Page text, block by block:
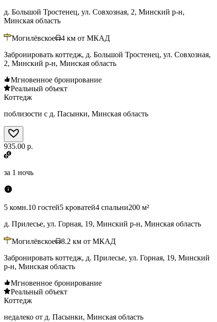
д. Большой Тростенец, ул. Совхозная, 2, Минский р-н,
Минская область
Могилёвское 4 км от МКАД
Забронировать коттедж, д. Большой Тростенец, ул. Совхозная,
2, Минский р-н, Минская область
Мгновенное бронирование
Реальный объект
Коттедж
поблизости с д. Пасынки, Минская область
935.00 р.
за 1 ночь
5 комн.10 гостей5 кроватей4 спальни200 м²
д. Прилесье, ул. Горная, 19, Минский р-н, Минская область
Могилёвское 8.2 км от МКАД
Забронировать коттедж, д. Прилесье, ул. Горная, 19, Минский
р-н, Минская область
Мгновенное бронирование
Реальный объект
Коттедж
недалеко от д. Пасынки, Минская область